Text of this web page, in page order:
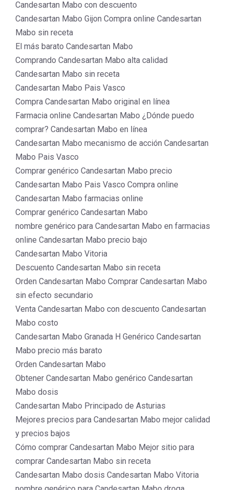
Candesartan Mabo con descuento
Candesartan Mabo Gijon Compra online Candesartan
Mabo sin receta
El más barato Candesartan Mabo
Comprando Candesartan Mabo alta calidad
Candesartan Mabo sin receta
Candesartan Mabo Pais Vasco
Compra Candesartan Mabo original en línea
Farmacia online Candesartan Mabo ¿Dónde puedo
comprar? Candesartan Mabo en línea
Candesartan Mabo mecanismo de acción Candesartan
Mabo Pais Vasco
Comprar genérico Candesartan Mabo precio
Candesartan Mabo Pais Vasco Compra online
Candesartan Mabo farmacias online
Comprar genérico Candesartan Mabo
nombre genérico para Candesartan Mabo en farmacias
online Candesartan Mabo precio bajo
Candesartan Mabo Vitoria
Descuento Candesartan Mabo sin receta
Orden Candesartan Mabo Comprar Candesartan Mabo
sin efecto secundario
Venta Candesartan Mabo con descuento Candesartan
Mabo costo
Candesartan Mabo Granada H Genérico Candesartan
Mabo precio más barato
Orden Candesartan Mabo
Obtener Candesartan Mabo genérico Candesartan
Mabo dosis
Candesartan Mabo Principado de Asturias
Mejores precios para Candesartan Mabo mejor calidad
y precios bajos
Cómo comprar Candesartan Mabo Mejor sitio para
comprar Candesartan Mabo sin receta
Candesartan Mabo dosis Candesartan Mabo Vitoria